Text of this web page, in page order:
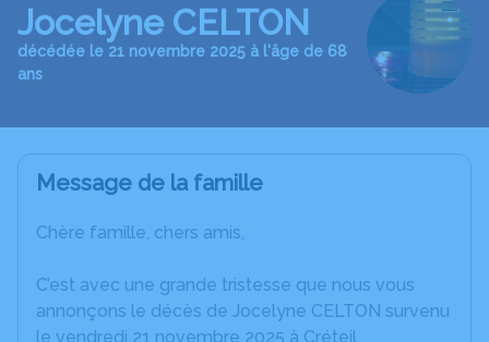
Jocelyne CELTON
décédée le 21 novembre 2025 à l'âge de 68
ans
Message de la famille
Chère famille, chers amis,
C’est avec une grande tristesse que nous vous
annonçons le décès de Jocelyne CELTON survenu
le vendredi 21 novembre 2025 à Créteil.